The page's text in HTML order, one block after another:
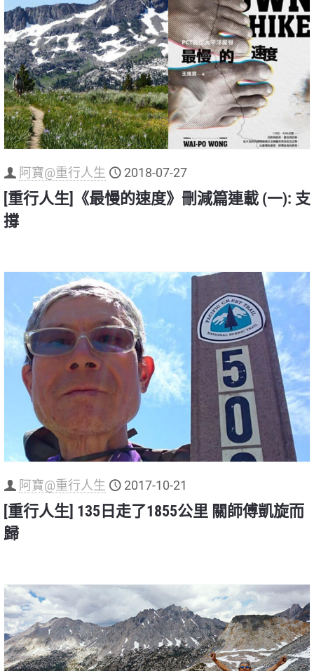
阿寶@重行人生 2018-07-27
[重行人生]《最慢的速度》刪減篇連載 (一): 支
撐
阿寶@重行人生 2017-10-21
[重行人生] 135日走了1855公里 關師傅凱旋而
歸